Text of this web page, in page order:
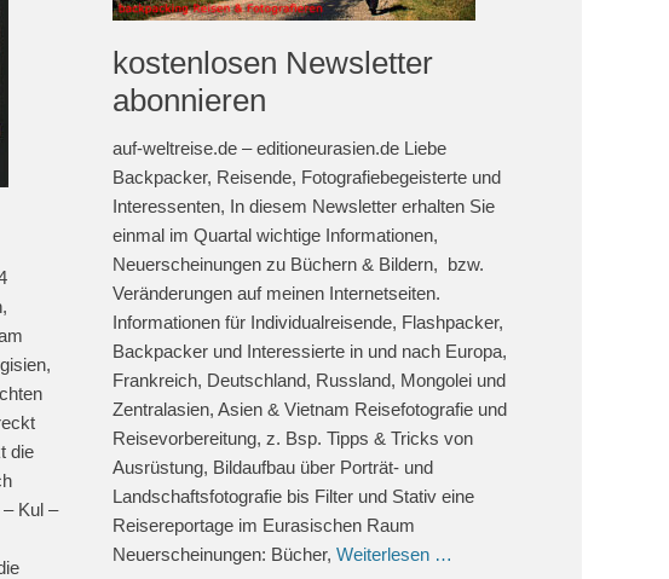
die
Kul –
kostenlosen Newsletter
abonnieren
auf-weltreise.de – editioneurasien.de Liebe
Backpacker, Reisende, Fotografiebegeisterte und
Interessenten, In diesem Newsletter erhalten Sie
einmal im Quartal wichtige Informationen,
Neuerscheinungen zu Büchern & Bildern, bzw.
Veränderungen auf meinen Internetseiten.
Informationen für Individualreisende, Flashpacker,
Backpacker und Interessierte in und nach Europa,
Frankreich, Deutschland, Russland, Mongolei und
Zentralasien, Asien & Vietnam Reisefotografie und
Reisevorbereitung, z. Bsp. Tipps & Tricks von
Ausrüstung, Bildaufbau über Porträt- und
Landschaftsfotografie bis Filter und Stativ eine
Reisereportage im Eurasischen Raum
Neuerscheinungen: Bücher, Weiterlesen …